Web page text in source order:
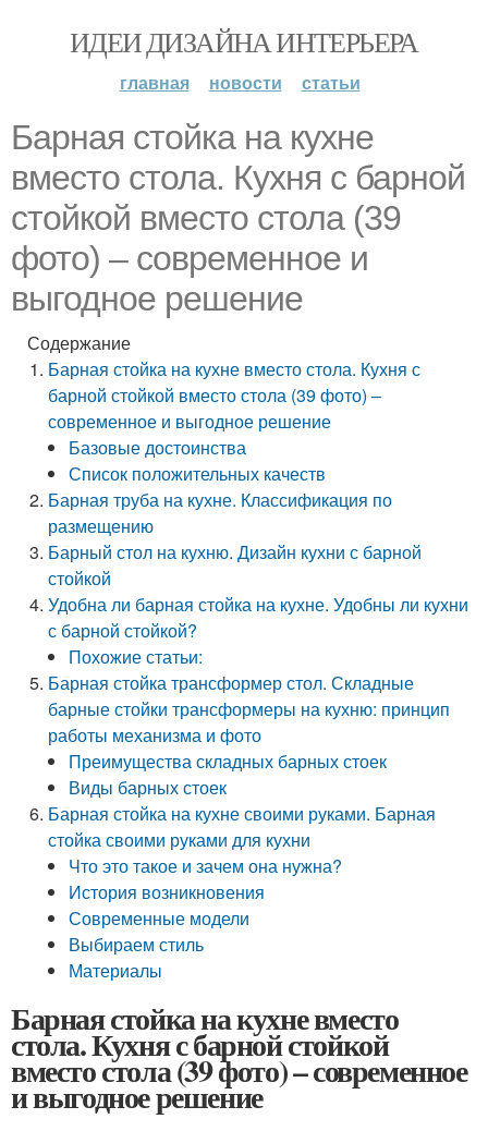
ИДЕИ ДИЗАЙНА ИНТЕРЬЕРА
главная новости статьи
Барная стойка на кухне
вместо стола. Кухня с барной
стойкой вместо стола (39
фото) – современное и
выгодное решение
Содержание
Барная стойка на кухне вместо стола. Кухня с
барной стойкой вместо стола (39 фото) –
современное и выгодное решение
Базовые достоинства
Список положительных качеств
Барная труба на кухне. Классификация по
размещению
Барный стол на кухню. Дизайн кухни с барной
стойкой
Удобна ли барная стойка на кухне. Удобны ли кухни
с барной стойкой?
Похожие статьи:
Барная стойка трансформер стол. Складные
барные стойки трансформеры на кухню: принцип
работы механизма и фото
Преимущества складных барных стоек
Виды барных стоек
Барная стойка на кухне своими руками. Барная
стойка своими руками для кухни
Что это такое и зачем она нужна?
История возникновения
Современные модели
Выбираем стиль
Материалы
Барная стойка на кухне вместо
стола. Кухня с барной стойкой
вместо стола (39 фото) – современное
и выгодное решение